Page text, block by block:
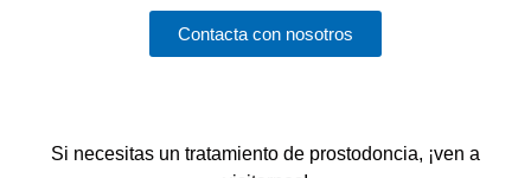
Contacta con nosotros
Si necesitas un tratamiento de prostodoncia, ¡ven a